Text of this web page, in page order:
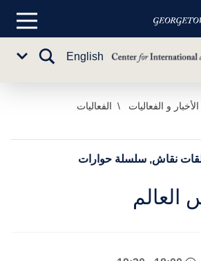
القائمة
English
تبديل
الأخبار و الفعاليات
الفعاليات
حلقات نقاش, سلسلة حوارات
العالم